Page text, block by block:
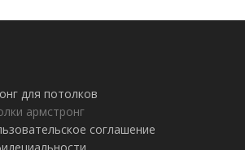
для потолков
армстронг
соглашение